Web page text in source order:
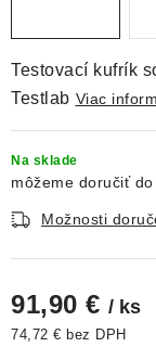
Moja objednávka
Testovací kufrík
Testlab Viac
Na sklade
Možnosti
91,90 € / ks
74,72 € bez DPH